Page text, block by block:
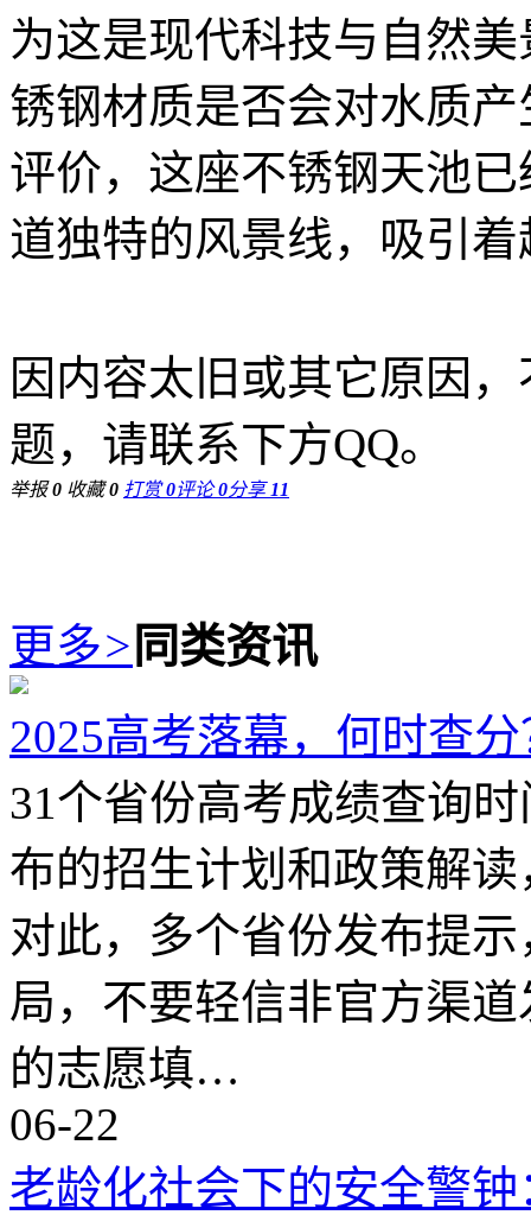
为这是现代科技与自然
锈钢材质是否会对水质
评价，这座不锈钢天池
道独特的风景线，吸引
因内容太旧或其它原因
题，请联系下方QQ。
举报0 收藏0 打赏0评论0分享 11
更多> 同类资讯
2025高考落幕，何时查
31个省份高考成绩查询
布的招生计划和政策解
对此，多个省份发布提
局，不要轻信非官方渠
的志愿填…
06-22
老龄化社会下的安全警